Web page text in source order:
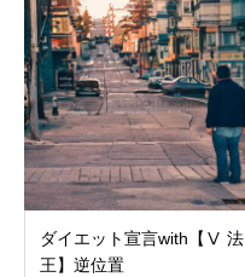
ダイエット宣言with【Ⅴ 法
王】逆位置